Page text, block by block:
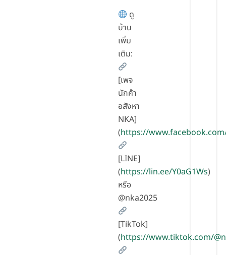
ดู
บ้าน
เพิ่ม
เติม:
[เพจ
นักค้า
อสังหา
NKA]
(https://
[LINE]
(https://lin.ee/Y0aG1Ws)
หรือ
@nka2025
[TikTok]
(https://www.tiktok.com/